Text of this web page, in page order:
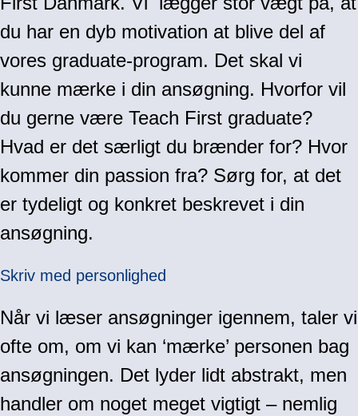
du har en dyb motivation at blive del af
vores graduate-program. Det skal vi
kunne mærke i din ansøgning. Hvorfor vil
du gerne være Teach First graduate?
Hvad er det særligt du brænder for? Hvor
kommer din passion fra? Sørg for, at det
er tydeligt og konkret beskrevet i din
ansøgning.
Skriv med personlighed
Når vi læser ansøgninger igennem, taler vi
ofte om, om vi kan ‘mærke’ personen bag
ansøgningen. Det lyder lidt abstrakt, men
handler om noget meget vigtigt – nemlig